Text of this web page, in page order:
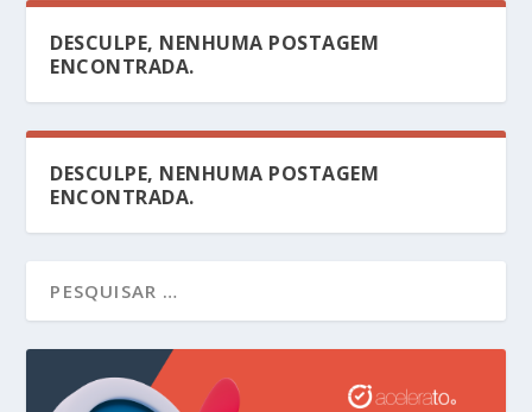
DESCULPE, NENHUMA POSTAGEM
ENCONTRADA.
DESCULPE, NENHUMA POSTAGEM
ENCONTRADA.